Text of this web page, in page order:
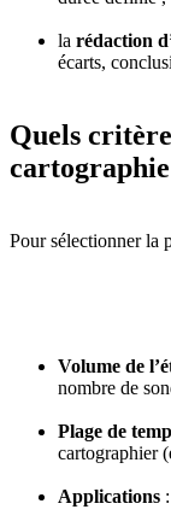
la rédaction
écarts,
Quels
Pour sélectionner la
Volume de
nombre de
Plage de
cartographier
Applications